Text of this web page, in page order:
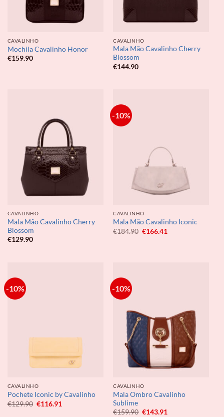
CAVALINHO
Mochila Cavalinho Honor
€159.90
CAVALINHO
Mala Mão Cavalinho Cherry
Blossom
€144.90
CAVALINHO
Mala Mão Cavalinho Cherry
Blossom
€129.90
-10%
CAVALINHO
Mala Mão Cavalinho Iconic
€184.90 O
€166.41
-10%
CAVALINHO
Pochete Iconic by Cavalinho
€129.90 O
€116.91
-10%
CAVALINHO
Mala Ombro Cavalinho
Sublime
€159.90 O
€143.91